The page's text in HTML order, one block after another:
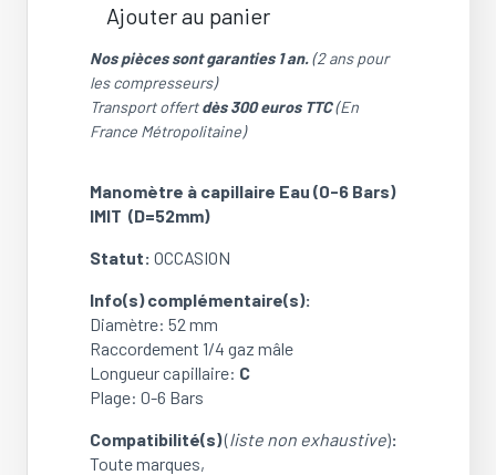
quantité
de
Manomètre
à
capillaire
6
Bars)
(D=52mm)
(Airpac:
L=0.6
m)
(OCCASION)
Ajouter au panier
Nos pièces sont garanties 1 an.(2 ans pour
les compresseurs)
Transport offertdès 300 euros TTC(En
France Métropolitaine)
Manomètre à capillaire Eau (0-6 Bars)
IMIT (D=52mm)
Statut: OCCASION
Info(s) complémentaire(s):
Diamètre: 52 mm
Raccordement 1/4 gaz mâle
Longueur capillaire: C
Plage: 0-6 Bars
Compatibilité(s)(liste non exhaustive):
Toute marques,